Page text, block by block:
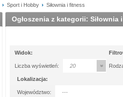
Sport i Hobby Siłownia i fitness
Ogłoszenia z kategorii: Siłownia
Widok:
Liczba wyświetleń: 20
Lokalizacja:
Województwo: ---